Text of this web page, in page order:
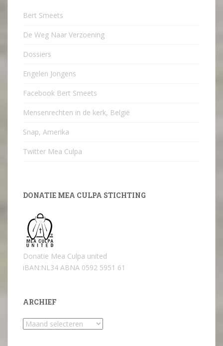
Bert Smeets
De Weg Naar Verzoening
Dossiers
Engelen Jongens
Facebook Bert Smeets
Mensenrechten in de kerk, België
Snap, Amerika
Twitter Mea Culpa
DONATIE MEA CULPA STICHTING
Donatie Mea Culpa united
iBAN:NL34 ABNA 0592 5951 61
ARCHIEF
Archief